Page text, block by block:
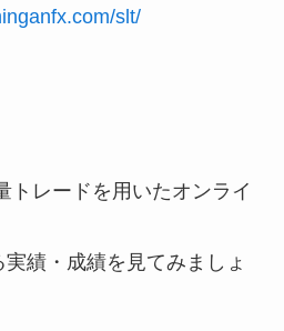
slt/
トレードを用いたオンライ
績・成績を見てみましょ